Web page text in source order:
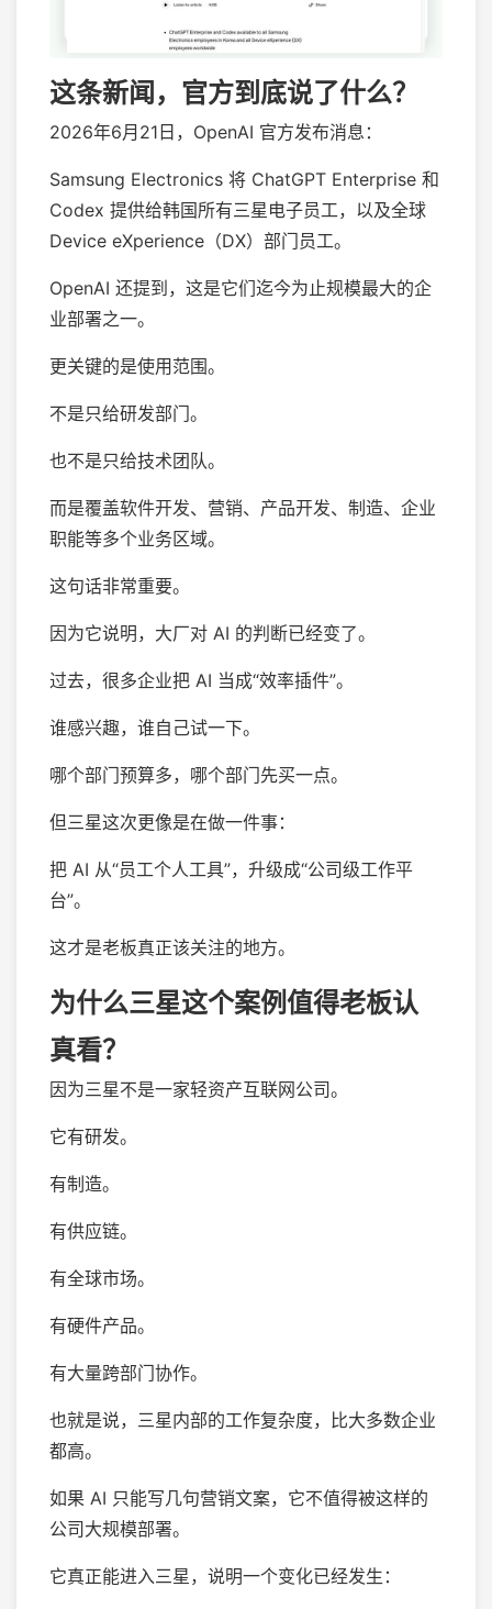
这条新闻，官方到底说了什么？
2026年6月21日，OpenAI 官方发布消息：
Samsung Electronics 将 ChatGPT Enterprise 和
Codex 提供给韩国所有三星电子员工，以及全球
Device eXperience（DX）部门员工。
OpenAI 还提到，这是它们迄今为止规模最大的企
业部署之一。
更关键的是使用范围。
不是只给研发部门。
也不是只给技术团队。
而是覆盖软件开发、营销、产品开发、制造、企业
职能等多个业务区域。
这句话非常重要。
因为它说明，大厂对 AI 的判断已经变了。
过去，很多企业把 AI 当成“效率插件”。
谁感兴趣，谁自己试一下。
哪个部门预算多，哪个部门先买一点。
但三星这次更像是在做一件事：
把 AI 从“员工个人工具”，升级成“公司级工作平
台”。
这才是老板真正该关注的地方。
为什么三星这个案例值得老板认
真看？
因为三星不是一家轻资产互联网公司。
它有研发。
有制造。
有供应链。
有全球市场。
有硬件产品。
有大量跨部门协作。
也就是说，三星内部的工作复杂度，比大多数企业
都高。
如果 AI 只能写几句营销文案，它不值得被这样的
公司大规模部署。
它真正能进入三星，说明一个变化已经发生：